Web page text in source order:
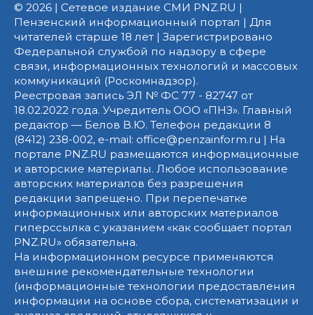
© 2026 | Сетевое издание СМИ PNZ.RU |
Пензенский информационный портал | Для
читателей старше 18 лет | Зарегистрировано
Федеральной службой по надзору в сфере
связи, информационных технологий и массовых
коммуникаций (Роскомнадзор).
Реестровая запись ЭЛ № ФС 77 - 82747 от
18.02.2022 года. Учредитель ООО «ПНЗ». Главный
редактор — Белов В.Ю. Телефон редакции 8
(8412) 238-002, e-mail: office@penzainform.ru | На
портале PNZ.RU размещаются информационные
и авторские материалы. Любое использование
авторских материалов без разрешения
редакции запрещено. При перепечатке
информационных или авторских материалов
гиперссылка с указанием «как сообщает портал
PNZ.RU» обязательна.
На информационном ресурсе применяются
внешние рекомендательные технологии
(информационные технологии предоставления
информации на основе сбора, систематизации и